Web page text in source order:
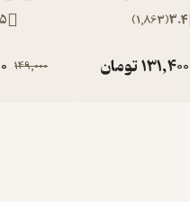
3.4
(
1,863
)
131,400تومان 149,000